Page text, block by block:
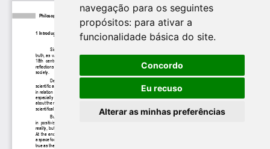
navegação para os seguintes
propósitos: para ativar a
funcionalidade básica do site.
Concordo
Eu recuso
Alterar as minhas preferências